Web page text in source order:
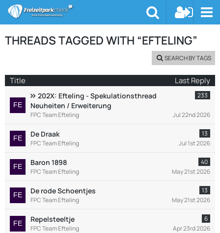
THREADS TAGGED WITH “EFTELING”
SEARCH BY TAGS
Title Last Reply
202X: Efteling - Spekulationsthread
Neuheiten / Erweiterung
233
FPC Team Efteling Jul 22nd 2026
De Draak
13
FPC Team Efteling
Jul 1st 2026
Baron 1898
40
FPC Team Efteling
May 21st 2026
De rode Schoentjes
13
FPC Team Efteling
May 21st 2026
Repelsteeltje
6
FPC Team Efteling
Apr 23rd 2026